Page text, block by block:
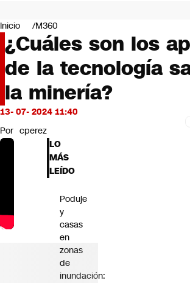
Negocios
Deportes
Programas completos
Cultura
Servicios
Bits
CNN tiempo
Futuro 360
Opinión
Inicio M360
¿Cuáles son los
de la tecnología
la minería?
13- 07- 2024 11:40
Por cperez
LO
MÁS
LEÍDO
Poduje
y
casas
en
zonas
de
inundación: